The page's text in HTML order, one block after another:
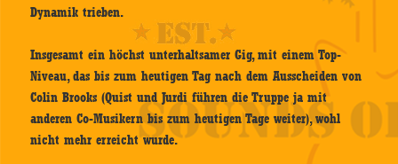
Dynamik trieben.
Insgesamt ein höchst unterhaltsamer Gig, mit einem Top-
Niveau, das bis zum heutigen Tag nach dem Ausscheiden von
Colin Brooks (Quist und Jurdi führen die Truppe ja mit
anderen Co-Musikern bis zum heutigen Tage weiter), wohl
nicht mehr erreicht wurde.